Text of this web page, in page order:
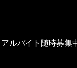
ルバイト随時募集